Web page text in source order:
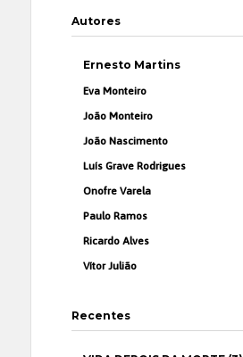
Autores
Ernesto Martins
Eva Monteiro
João Monteiro
João Nascimento
Luís Grave Rodrigues
Onofre Varela
Paulo Ramos
Ricardo Alves
Vítor Julião
Recentes